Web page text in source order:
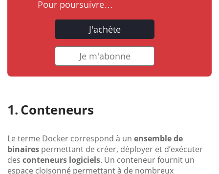
Pour poursuivre…
J'achète
Je m'abonne
Conteneurs
Le terme Docker correspond à un ensemble de
binaires permettant de créer, déployer et d’exécuter
des conteneurs logiciels. Un conteneur fournit un
espace cloisonné permettant à de nombreux